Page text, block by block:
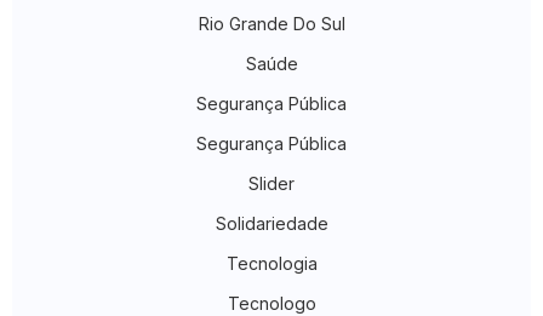
Rio Grande Do Sul
Saúde
Segurança Pública
Segurança Pública
Slider
Solidariedade
Tecnologia
Tecnologo